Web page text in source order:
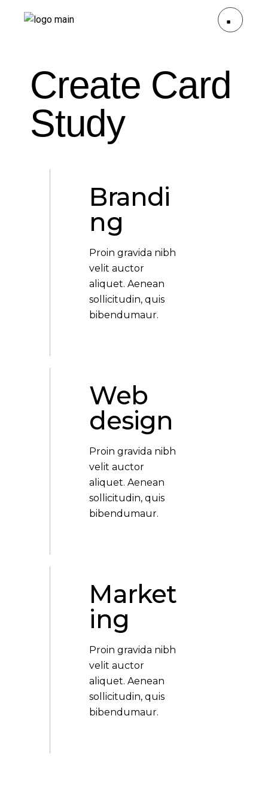
Create Card
Study
Brandi
ng
Proin gravida nibh
velit auctor
aliquet. Aenean
sollicitudin, quis
bibendumaur.
Web
design
Proin gravida nibh
velit auctor
aliquet. Aenean
sollicitudin, quis
bibendumaur.
Market
ing
Proin gravida nibh
velit auctor
aliquet. Aenean
sollicitudin, quis
bibendumaur.